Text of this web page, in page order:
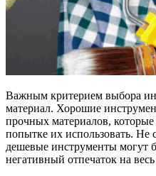
Важным критерием выбора
материал. Хорошие
прочных материалов,
попытке их использовать. Не
дешевые инструменты могут
негативный отпечаток на